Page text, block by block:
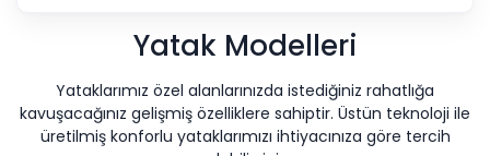
Yatak Modelleri
Yataklarımız özel alanlarınızda istediğiniz rahatlığa
kavuşacağınız gelişmiş özelliklere sahiptir. Üstün teknoloji ile
üretilmiş konforlu yataklarımızı ihtiyacınıza göre tercih